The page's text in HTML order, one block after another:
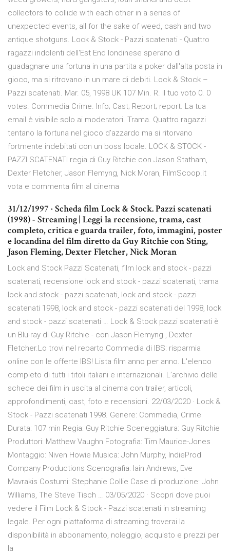
collectors to collide with each other in a series of
unexpected events, all for the sake of weed, cash and two
antique shotguns. Lock & Stock - Pazzi scatenati - Quattro
ragazzi indolenti dell'Est End londinese sperano di
guadagnare una fortuna in una partita a poker dall'alta posta in
gioco, ma si ritrovano in un mare di debiti. Lock & Stock –
Pazzi scatenati. Mar. 05, 1998 UK 107 Min. R. il tuo voto 0. 0
votes. Commedia Crime. Info; Cast; Report; report. La tua
email è visibile solo ai moderatori. Trama. Quattro ragazzi
tentano la fortuna nel gioco d’azzardo ma si ritorvano
fortmente indebitati con un boss locale. LOCK & STOCK -
PAZZI SCATENATI regia di Guy Ritchie con Jason Statham,
Dexter Fletcher, Jason Flemyng, Nick Moran, FilmScoop.it
vota e commenta film al cinema
31/12/1997 · Scheda film Lock & Stock. Pazzi scatenati
(1998) - Streaming | Leggi la recensione, trama, cast
completo, critica e guarda trailer, foto, immagini, poster
e locandina del film diretto da Guy Ritchie con Sting,
Jason Fleming, Dexter Fletcher, Nick Moran
Lock and Stock Pazzi Scatenati, film lock and stock - pazzi
scatenati, recensione lock and stock - pazzi scatenati, trama
lock and stock - pazzi scatenati, lock and stock - pazzi
scatenati 1998, lock and stock - pazzi scatenati del 1998, lock
and stock - pazzi scatenati … Lock & Stock pazzi scatenati è
un Blu-ray di Guy Ritchie - con Jason Flemyng , Dexter
Fletcher.Lo trovi nel reparto Commedia di IBS: risparmia
online con le offerte IBS! Lista film anno per anno. L'elenco
completo di tutti i titoli italiani e internazionali. L’archivio delle
schede dei film in uscita al cinema con trailer, articoli,
approfondimenti, cast, foto e recensioni. 22/03/2020 · Lock &
Stock - Pazzi scatenati 1998. Genere: Commedia, Crime
Durata: 107 min Regia: Guy Ritchie Sceneggiatura: Guy Ritchie
Produttori: Matthew Vaughn Fotografia: Tim Maurice-Jones
Montaggio: Niven Howie Musica: John Murphy, IndieProd
Company Productions Scenografia: Iain Andrews, Eve
Mavrakis Costumi: Stephanie Collie Case di produzione: John
Williams, The Steve Tisch … 03/05/2020 · Scopri dove puoi
vedere il Film Lock & Stock - Pazzi scatenati in streaming
legale. Per ogni piattaforma di streaming troverai la
disponibilità in abbonamento, noleggio, acquisto e prezzi per
la